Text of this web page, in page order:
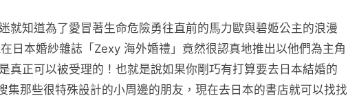
就知道為了愛冒著生命危險勇往直前的馬力歐與碧姬公主的浪漫
日本婚紗雜誌「Zexy 海外婚禮」竟然很認真地推出以他們為主角
真正可以被受理的！也就是說如果你剛巧有打算要去日本結婚的
集那些很特殊設計的小周邊的朋友，現在去日本的書店就可以找找